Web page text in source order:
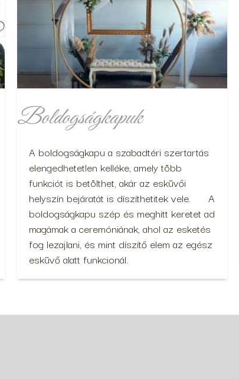
Boldogságkapuk
A boldogságkapu a szabadtéri szertartás
elengedhetetlen kelléke, amely több
funkciót is betölthet, akár az esküvői
helyszín bejáratát is díszíthetitek vele. A
boldogságkapu szép és meghitt keretet ad
magámak a ceremóniának, ahol az esketés
fog lezajlani, és mint díszítő elem az egész
esküvő alatt funkcionál.